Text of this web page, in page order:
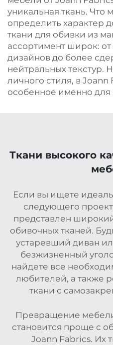
уникальная ткань. Что
определить характер
ткани для обивки из
ассортимент широк: от
дизайнов до более
нейтральных текстур.
личного стиля, в Joann
особенное именно для
Ткани высокого
Если вы ищете
следующего
представлен
обивочных тканей.
устаревший диван
безжизненный
найдете все
любителей, а также
ткани с
Превращение
становится проще с
Joann Fabrics. Их